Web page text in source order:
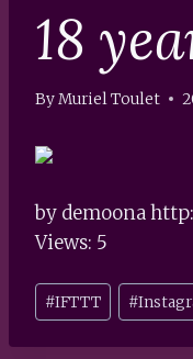
18
ByMuriel Toulet
by demoona
Views: 5
Post
Tags:
#IFTTT #